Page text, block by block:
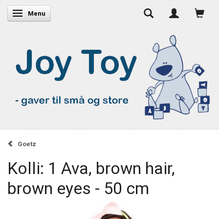
Skifte navigation
Menu
Goetz
Kolli: 1 Ava, brown hair,
brown eyes - 50 cm